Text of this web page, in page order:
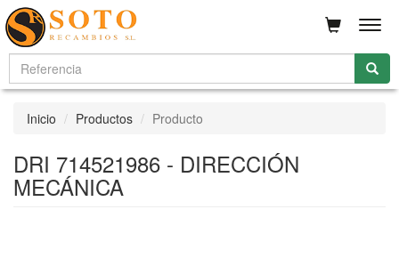
Inicio Productos Producto
DRI 714521986 - DIRECCIÓN
MECÁNICA